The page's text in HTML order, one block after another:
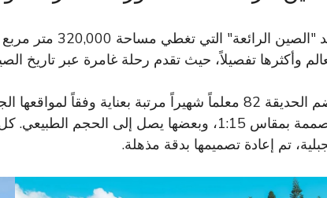
تُعد "الصين
وأكثرها تفصيلاً، حيث تقدم رحلة غامرة عبر تاريخ
تضم الحديقة 82 معلماً شهيراً مرتبة بعناية وفقاً
مصممة بمقاس 1:15، وبعضها يصل إلى الحجم
تم إعادة تصميمها بدقة مذهلة.